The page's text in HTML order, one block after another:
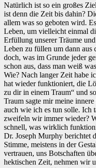
Natürlich ist so ein großes
ist denn die Zeit bis dahin?
allem was so geboten wird.
Leben, um vielleicht einmal
Erfüllung unserer Träume
Leben zu füllen um dann aus
doch, was im Grunde jeder
schon aus, dass man weiß
Wie? Nach langer Zeit habe
hat wieder funktioniert, die
zu dir in einem Traum“ und
Traum sagte mir meine
auch wie ich es tun solle. Ich
zweifeln wir immer wieder?
schnell, was wirklich
Dr. Joseph Murphy berichtet
Stimme, meistens in der
vertrauen, uns Botschaften
hektischen Zeit, nehmen wir